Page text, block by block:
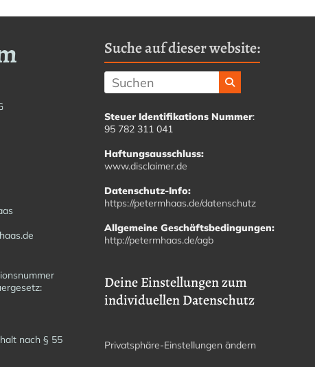
nach § 55
Suche auf dieser website:
Steuer Identifikations Nummer:
95 782 311 041
Haftungsausschluss:
www.disclaimer.de
Datenschutz-Info:
https://petermhaas.de/datenschutz
Allgemeine Geschäftsbedingungen:
http://petermhaas.de/agb
Deine Einstellungen zum
individuellen Datenschutz
Privatsphäre-Einstellungen ändern